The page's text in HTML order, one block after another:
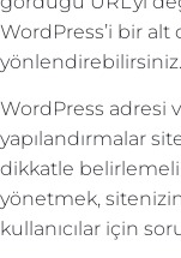
WordPress’i bir alt
WordPress adresi
yapılandırmalar
dikkatle belirlemeli
yönetmek,
kullanıcılar için